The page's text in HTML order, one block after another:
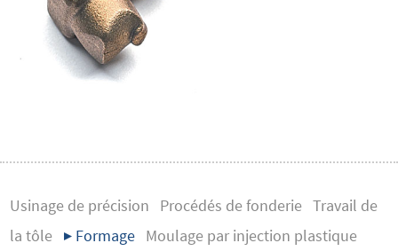
Usinage de précision Procédés de fonderie Travail de
la tôle ▶ Formage Moulage par injection plastique